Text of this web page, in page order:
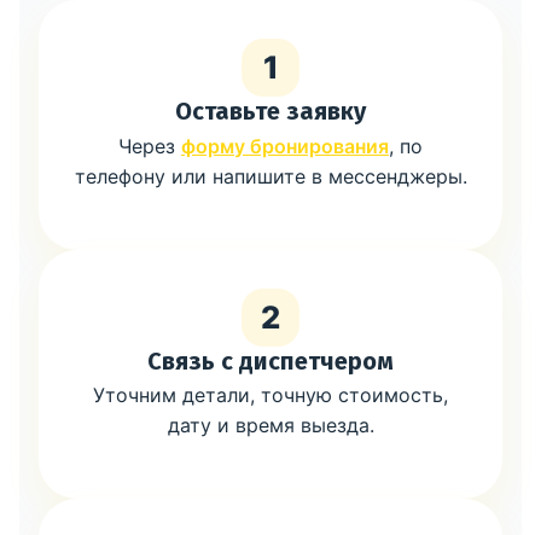
1
Оставьте заявку
Через форму бронирования, по
телефону или напишите в мессенджеры.
2
Связь с диспетчером
Уточним детали, точную стоимость,
дату и время выезда.